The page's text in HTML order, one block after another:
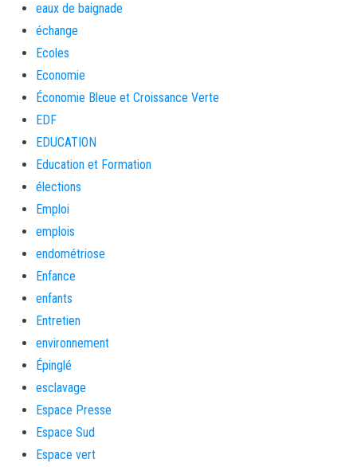
eaux de baignade
échange
Ecoles
Economie
Économie Bleue et Croissance Verte
EDF
EDUCATION
Education et Formation
élections
Emploi
emplois
endométriose
Enfance
enfants
Entretien
environnement
Épinglé
esclavage
Espace Presse
Espace Sud
Espace vert